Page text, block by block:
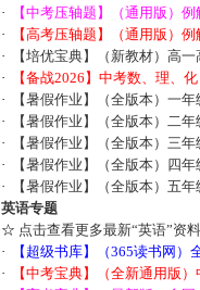
·
【中考压轴题】（通用版）
·
【高考压轴题】（通用版）
·
【培优宝典】（新教材）高
·
【备战2026】中考数、理、
·
【暑假作业】（全版本）一
·
【暑假作业】（全版本）二
·
【暑假作业】（全版本）三
·
【暑假作业】（全版本）四
·
【暑假作业】（全版本）五
英语专题
☆ 点击查看更多最新“英语”资
·
【超级书库】（365读书网）
·
【中考宝典】（全新通用版